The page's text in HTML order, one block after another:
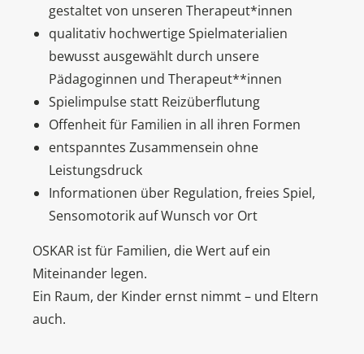
gestaltet von unseren Therapeut*innen
qualitativ hochwertige Spielmaterialien
bewusst ausgewählt durch unsere
Pädagoginnen und Therapeut**innen
Spielimpulse statt Reizüberflutung
Offenheit für Familien in all ihren Formen
entspanntes Zusammensein ohne
Leistungsdruck
Informationen über Regulation, freies Spiel,
Sensomotorik auf Wunsch vor Ort
OSKAR ist für Familien, die Wert auf ein
Miteinander legen.
Ein Raum, der Kinder ernst nimmt – und Eltern
auch.